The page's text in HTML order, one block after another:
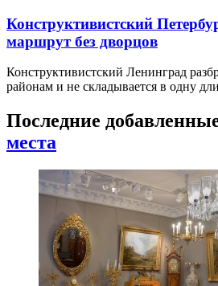
Конструктивистский
маршрут без дворцов
Конструктивистский Ленинград
районам и не складывается в одну
Последние
места